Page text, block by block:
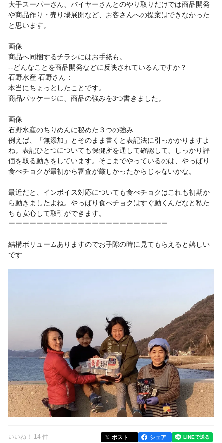
大手スーパーさん、バイヤーさんとのやり取りだけでは商品開発
や商品作り・売り場展開など、お客さんへの提案はできなかった
と思います。
画像
商品へ同梱するチラシにはお手紙も。
--どんなことを商品開発などに反映されているんですか？
石野水産 石野さん：
本当にちょっとしたことです。
商品パッケージに、商品の強みを3つ書きました。
画像
石野水産のちりめんに秘めた３つの強み
例えば、「無添加」とそのまま書くと表記法に引っかかりますよ
ね。表記ひとつについても保健所を通して確認して、しっかり評
価を取る動きをしています。そこまでやっているのは、やっぱり
食べチョクが最初から審査が厳しかったからじゃないかな。
最近だと、インボイス対応についても食べチョクはこれも初期か
ら動きましたよね。やっぱり食べチョクはすぐ動くんだなと私た
ちも安心して取引ができます。
ーーーーーーーーーーーーーーーーーーーーーーー
結構ボリュームありますのでお手隙の時に見てもらえると嬉しい
です
いいね！ 14 件 ポスト シェア